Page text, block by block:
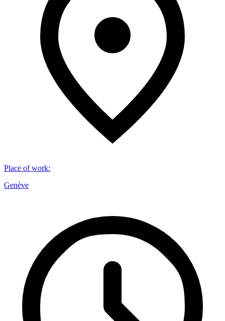
Place of work:
Genève